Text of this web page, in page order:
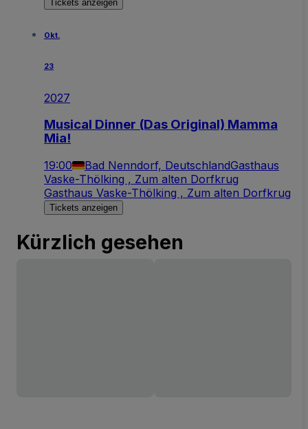
Tickets anzeigen
Okt.
23
2027
Musical Dinner (Das Original) Mamma
Mia!
19:00 Bad Nenndorf, DeutschlandGasthaus
Vaske-Thölking , Zum alten Dorfkrug
Gasthaus Vaske-Thölking , Zum alten Dorfkrug
Tickets anzeigen
Kürzlich gesehen